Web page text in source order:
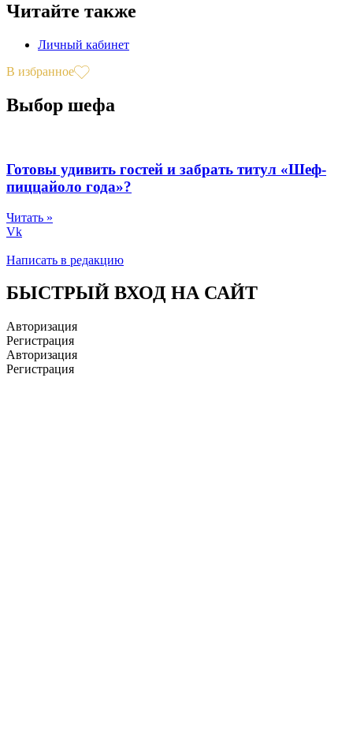
Читайте также
Личный кабинет
В избранное
Выбор шефа
Готовы удивить гостей и забрать титул «Шеф-
пиццайоло года»?
Читать »
Vk
Написать в редакцию
БЫСТРЫЙ ВХОД НА САЙТ
Авторизация
Регистрация
Авторизация
Регистрация